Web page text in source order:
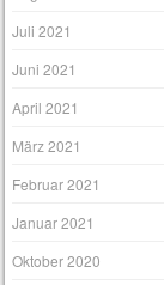
Juli 2021
Juni 2021
April 2021
März 2021
Februar 2021
Januar 2021
Oktober 2020